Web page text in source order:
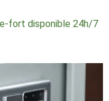
fort disponible 24h/7